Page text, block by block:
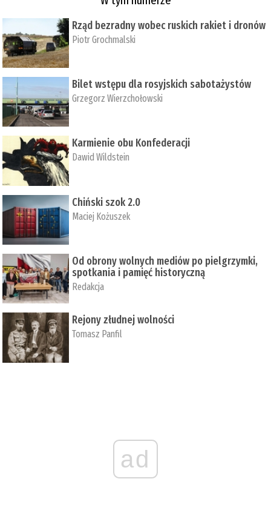
Rząd bezradny wobec ruskich rakiet i dronów
Piotr Grochmalski
Bilet wstępu dla rosyjskich sabotażystów
Grzegorz Wierzchołowski
Karmienie obu Konfederacji
Dawid Wildstein
Chiński szok 2.0
Maciej Kożuszek
Od obrony wolnych mediów po pielgrzymki,
spotkania i pamięć historyczną
Redakcja
Rejony złudnej wolności
Tomasz Panfil
ad